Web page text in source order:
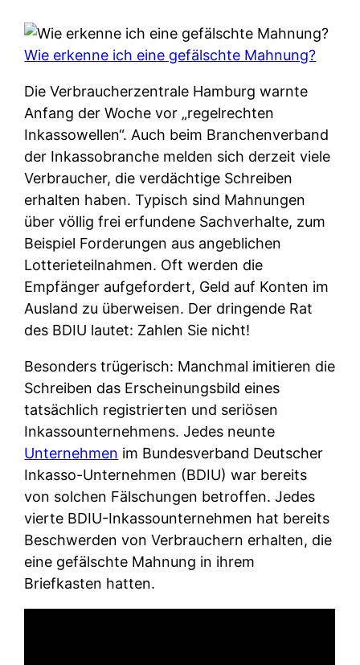
Wie erkenne ich eine gefälschte Mahnung?
Die Verbraucherzentrale Hamburg warnte
Anfang der Woche vor „regelrechten
Inkassowellen“. Auch beim Branchenverband
der Inkassobranche melden sich derzeit viele
Verbraucher, die verdächtige Schreiben
erhalten haben. Typisch sind Mahnungen
über völlig frei erfundene Sachverhalte, zum
Beispiel Forderungen aus angeblichen
Lotterieteilnahmen. Oft werden die
Empfänger aufgefordert, Geld auf Konten im
Ausland zu überweisen. Der dringende Rat
des BDIU lautet: Zahlen Sie nicht!
Besonders trügerisch: Manchmal imitieren die
Schreiben das Erscheinungsbild eines
tatsächlich registrierten und seriösen
Inkassounternehmens. Jedes neunte
Unternehmen im Bundesverband Deutscher
Inkasso-Unternehmen (BDIU) war bereits
von solchen Fälschungen betroffen. Jedes
vierte BDIU-Inkassounternehmen hat bereits
Beschwerden von Verbrauchern erhalten, die
eine gefälschte Mahnung in ihrem
Briefkasten hatten.